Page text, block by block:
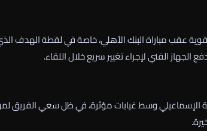
قوية عقب مباراة البنك الأهلي، خاصة في لقطة
الجهاز الفني لإجراء تغيير سريع خلال اللقاء.
الإسماعيلي وسط غيابات مؤثرة، في ظل سعي الفريق